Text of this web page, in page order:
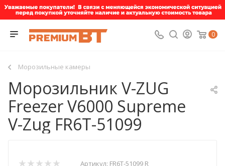
0
Морозильные камеры
Морозильник V-ZUG
Freezer V6000 Supreme
V-Zug FR6T-51099
Артикул: FR6T-51099 R